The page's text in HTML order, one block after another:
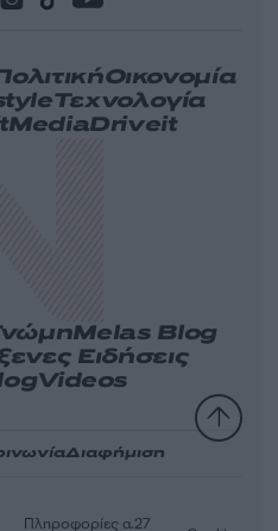
Οικονομία
Τεχνολογία
MediaDriveit
Melas Blog
Ειδήσεις
Videos
Διαφήμιση
Πληροφορίες α.27